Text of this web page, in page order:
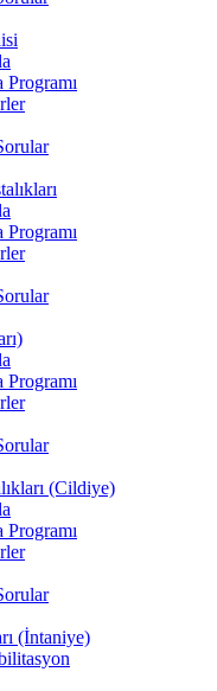
Programı
Programı
Programı
(Cildiye)
Programı
(İntaniye)